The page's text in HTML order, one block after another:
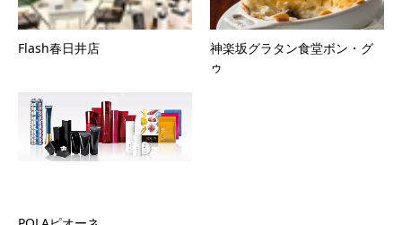
Flash春日井店
神楽坂グラタン食堂ボン・グ
ゥ